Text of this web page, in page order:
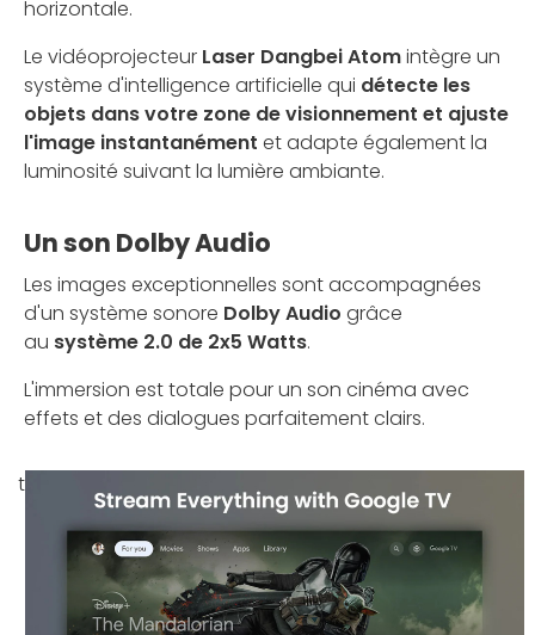
horizontale.
Le vidéoprojecteur Laser Dangbei Atomintègre un
système d'intelligence artificielle qui détecte les
objets dans votre zone de visionnement et ajuste
l'image instantanément et adapte également la
luminosité suivant la lumière ambiante.
Un son Dolby Audio
Les images exceptionnelles sont accompagnées
d'un système sonore Dolby Audio grâce
au système 2.0 de 2x5 Watts.
L'immersion est totale pour un son cinéma avec
effets et des dialogues parfaitement clairs.
t